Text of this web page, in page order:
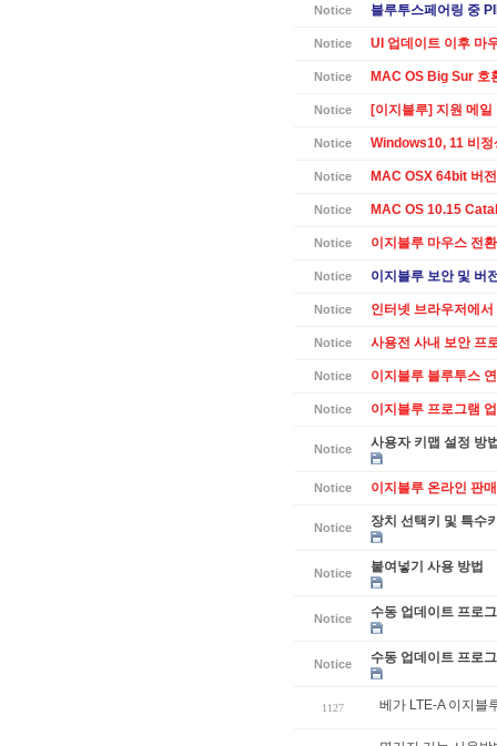
Notice 블루투스페어링 중
Notice UI 업데이트 이후 마
Notice MAC OS Big Sur 호
Notice [이지블루] 지원 메일
Notice Windows10, 11 비정
Notice MAC OSX 64bit 버
Notice MAC OS 10.15
Notice 이지블루 마우스 전
Notice 이지블루 보안 및 버
Notice 인터넷 브라우저에
Notice 사용전 사내 보안 프
Notice 이지블루 블루투스
Notice 이지블루 프로그램
Notice 사용자 키맵 설정 방
Notice 이지블루 온라인 판
Notice 장치 선택키 및 특수
Notice 붙여넣기 사용 방법
Notice 수동 업데이트 프로
Notice 수동 업데이트 프로
1127 베가 LTE-A 이지블